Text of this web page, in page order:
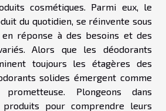
cosmétiques. Parmi eux, le
du quotidien, se réinvente sous
réponse à des besoins et des
Alors que les déodorants
toujours les étagères des
solides émergent comme
Plongeons dans
pour comprendre leurs